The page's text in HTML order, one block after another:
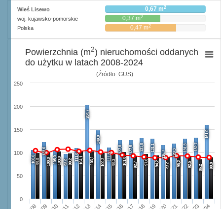
Wieś Lisewo 0,67 m2
woj. kujawsko-pomorskie 0,37 m2
Polska 0,47 m2
(Źródło: GUS)
106,0
123,6
105,0
98,0
111,0
204,7
149,0
111,8
127,8 127,5 131,8 131,1
116,7 120,3
131,3 132,7
161,0
99,8 100,8 103,0 99,2 104,1 103,1 100,2 98,2 101,8 92,7 97,6 94,2 92,0 95,2 92,5 86,2 90,8
0
50
100
150
200
250
Powierzchnia (m2) nieruchomości oddanych
do użytku w latach 2008-2024